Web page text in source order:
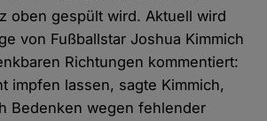
oben gespült wird. Aktuell wird
von Fußballstar Joshua Kimmich
Richtungen kommentiert:
impfen lassen, sagte Kimmich,
Bedenken wegen fehlender